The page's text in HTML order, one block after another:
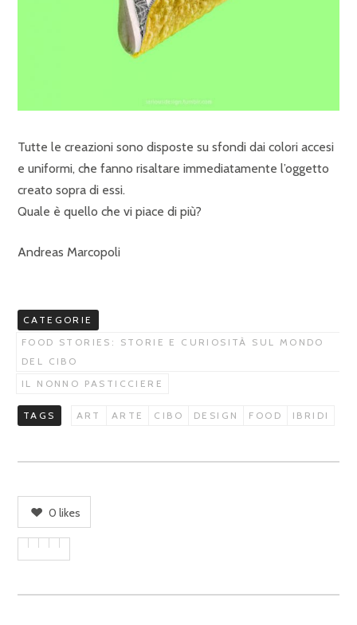
Tutte le creazioni sono disposte su sfondi dai colori accesi
e uniformi, che fanno risaltare immediatamente l’oggetto
creato sopra di essi.
Quale è quello che vi piace di più?
Andreas Marcopoli
CATEGORIE
FOOD STORIES: STORIE E CURIOSITÀ SUL MONDO
DEL CIBO
IL NONNO PASTICCIERE
TAGS ART ARTE CIBO DESIGN FOOD IBRIDI
0 likes